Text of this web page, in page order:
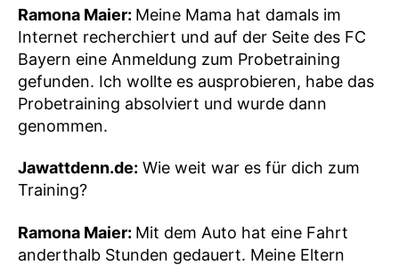
Ramona Maier: Meine Mama hat damals im
Internet recherchiert und auf der Seite des FC
Bayern eine Anmeldung zum Probetraining
gefunden. Ich wollte es ausprobieren, habe das
Probetraining absolviert und wurde dann
genommen.
Jawattdenn.de: Wie weit war es für dich zum
Training?
Ramona Maier: Mit dem Auto hat eine Fahrt
anderthalb Stunden gedauert. Meine Eltern